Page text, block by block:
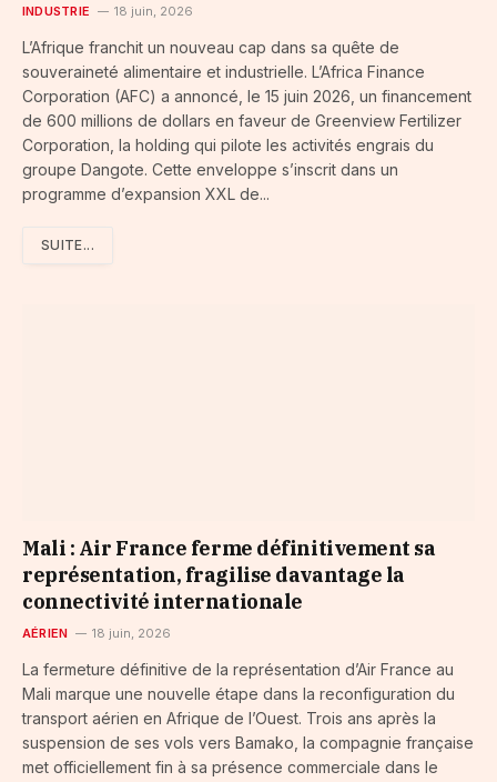
INDUSTRIE 18 juin, 2026
L’Afrique franchit un nouveau cap dans sa quête de
souveraineté alimentaire et industrielle. L’Africa Finance
Corporation (AFC) a annoncé, le 15 juin 2026, un financement
de 600 millions de dollars en faveur de Greenview Fertilizer
Corporation, la holding qui pilote les activités engrais du
groupe Dangote. Cette enveloppe s’inscrit dans un
programme d’expansion XXL de...
SUITE...
Mali : Air France ferme définitivement sa
représentation, fragilise davantage la
connectivité internationale
AÉRIEN 18 juin, 2026
La fermeture définitive de la représentation d’Air France au
Mali marque une nouvelle étape dans la reconfiguration du
transport aérien en Afrique de l’Ouest. Trois ans après la
suspension de ses vols vers Bamako, la compagnie française
met officiellement fin à sa présence commerciale dans le